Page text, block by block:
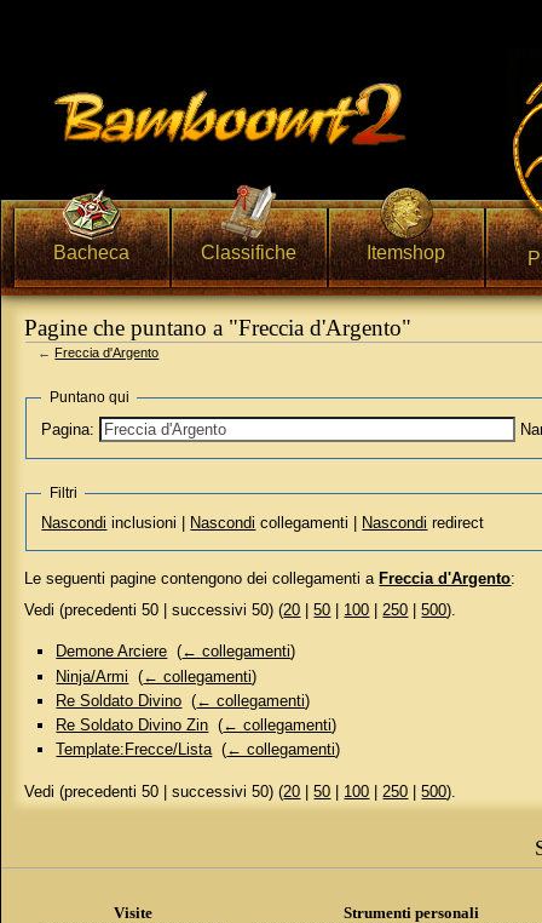
Bacheca Classifiche Itemshop
Pagine che puntano a "Freccia d'Argento"
← Freccia d'Argento
Puntano qui
Pagina:
Filtri
Nascondi inclusioni | Nascondi collegamenti | Nascondi redirect
Le seguenti pagine contengono dei collegamenti a Freccia d'Argento:
Vedi (precedenti 50 | successivi 50) (20 |50 | 100 | 250 |500).
Demone Arciere ‎(← collegamenti)
Ninja/Armi ‎(← collegamenti)
Re Soldato Divino ‎(← collegamenti)
Re Soldato Divino Zin ‎(← collegamenti)
Template:Frecce/Lista‎(← collegamenti)
Vedi (precedenti 50 | successivi 50) (20 |50 100 250 |500).
Visite Strumenti personali